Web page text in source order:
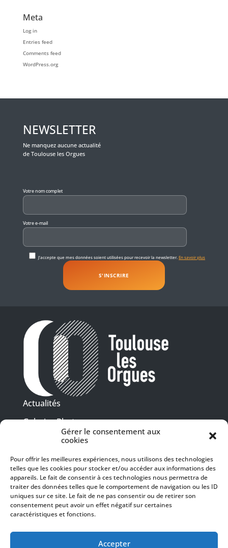
Gérer le consentement aux
cookies
Pour offrir les meilleures expériences, nous utilisons des technologies
telles que les cookies pour stocker et/ou accéder aux informations des
appareils. Le fait de consentir à ces technologies nous permettra de
traiter des données telles que le comportement de navigation ou les ID
uniques sur ce site. Le fait de ne pas consentir ou de retirer son
consentement peut avoir un effet négatif sur certaines
caractéristiques et fonctions.
Accepter
Meta
Log in
Entries feed
Comments feed
WordPress.org
NEWSLETTER
Ne manquez aucune actualité
de Toulouse les Orgues
Votre nom complet
Votre e-mail
J'accepte que mes données soient utilisées pour recevoir la newsletter.En savoir plus
Actualités
Galeries Photos
Vidéothèque
Presse
Programme PDF
Billetterie
Recrutement
Mentions légales
SUIVEZ-NOUS